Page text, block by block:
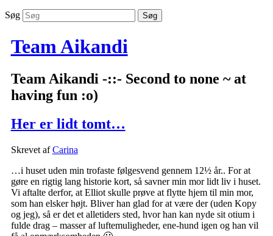
Søg
Team Aikandi
Team Aikandi -::- Second to none ~ at
having fun :o)
Her er lidt tomt…
Skrevet afCarina
…i huset uden min trofaste følgesvend gennem 12½ år.. For at
gøre en rigtig lang historie kort, så savner min mor lidt liv i huset.
Vi aftalte derfor, at Elliot skulle prøve at flytte hjem til min mor,
som han elsker højt. Bliver han glad for at være der (uden Kopy
og jeg), så er det et alletiders sted, hvor han kan nyde sit otium i
fulde drag – masser af luftemuligheder, ene-hund igen og han vil